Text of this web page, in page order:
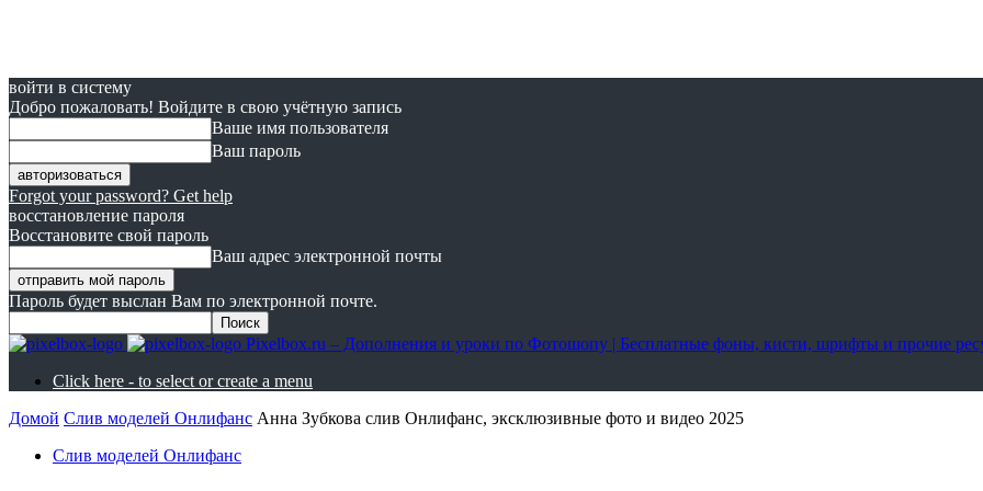
войти в систему
Добро пожаловать! Войдите в свою учётную запись
Ваше имя пользователя
Ваш пароль
Forgot your password? Get help
восстановление пароля
Восстановите свой пароль
Ваш адрес электронной почты
Пароль будет выслан Вам по электронной почте.
Pixelbox.ru – Дополнения и уроки по Фотошопу | Бесплатные фоны, кисти, шрифты и прочие
Click here - to select or create a menu
Домой Cлив моделей Онлифанс Анна Зубкова слив Онлифанс, эксклюзивные фото и видео 2025
Cлив моделей Онлифанс